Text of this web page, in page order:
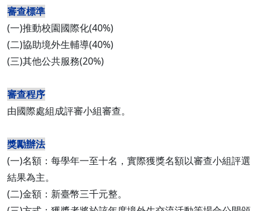
審查標準
(一)推動校園國際化(40%)
(二)協助境外生輔導(40%)
(三)其他公共服務(20%)
審查程序
由國際處組成評審小組審查。
獎勵辦法
(一)名額：每學年一至十名，實際獲獎名額以審查小組評選
結果為主。
(二)金額：新臺幣三千元整。